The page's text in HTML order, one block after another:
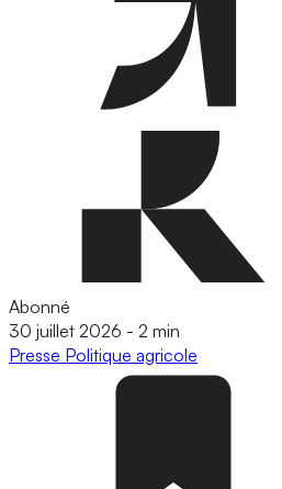
Abonné
30 juillet 2026 - 2 min
Presse Politique agricole